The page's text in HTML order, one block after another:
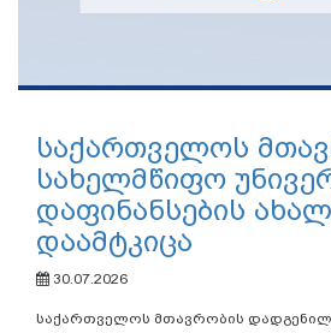
საქართველოს
სახელმწიფო
დაფინანსების
დაამტკიცა
30.07.2026
საქართველოს მთავრობის